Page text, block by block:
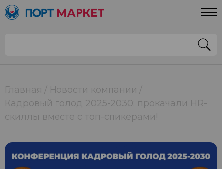
Главная
Новости компании
Кадровый голод 2025-2030: прокачали HR-
скиллы вместе с топ-спикерами!